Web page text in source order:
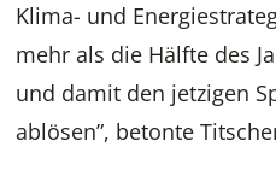
Klima- und
mehr als die Hälfte des
und damit den jetzigen
ablösen”, betonte